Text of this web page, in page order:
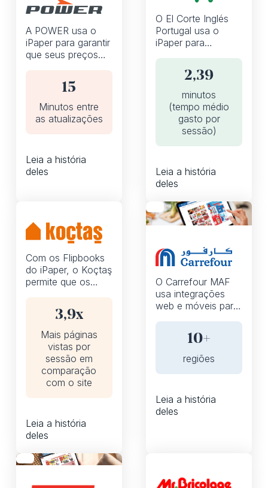
A POWER usa o
iPaper para garantir
que seus preços
atualizados
automaticamente
em seus flipbooks
digitais.
15
Minutos entre
as atualizações
Leia a história
deles
O El Corte Inglés
Portugal usa o
iPaper para
compradores em
qualquer lugar, a
qualquer hora, em
qualquer dispositivo
2,39
minutos
(tempo médio
gasto por
sessão)
Leia a história
deles
Com os Flipbooks
do iPaper, o Koçtaş
permite que os
naveguem e
adicionem itens ao
carrinho
diretamente do
catálogo,
proporcionando
uma jornada
perfeita e
comprador.
3,9x
Mais páginas
vistas por
sessão em
comparação
com o site
Leia a história
deles
O Carrefour MAF
usa integrações
web e móveis para
comprar online de
forma rápida e
conveniente
10+
regiões
Leia a história
deles